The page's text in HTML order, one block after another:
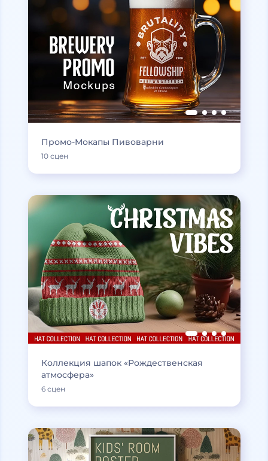
Промо-Мокапы Пивоварни
10 сцен
Коллекция шапок «Рождественская
атмосфера»
6 сцен